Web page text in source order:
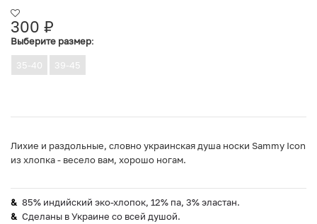
300 ₽
Выберите размер:
35-40 39-45
Лихие и раздольные, словно украинская душа носки Sammy Icon
из хлопка - весело вам, хорошо ногам.
85% индийский эко-хлопок, 12% па, 3% эластан.
Сделаны в Украине со всей душой.